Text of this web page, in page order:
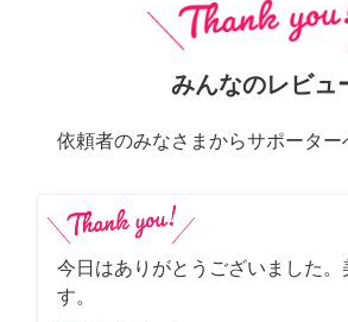
みんなのレビュ
依頼者のみなさまからサポータ
今日はありがとうございました
す。